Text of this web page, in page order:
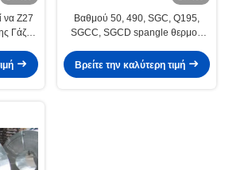
να Z27
Γάζας
Βαθμού 50, 490, SGC, Q195,
SGCC, SGCD spangle θερμού
χάλυβα Γάζας / ταινίες
Βρείτε την καλύτερη τιμή